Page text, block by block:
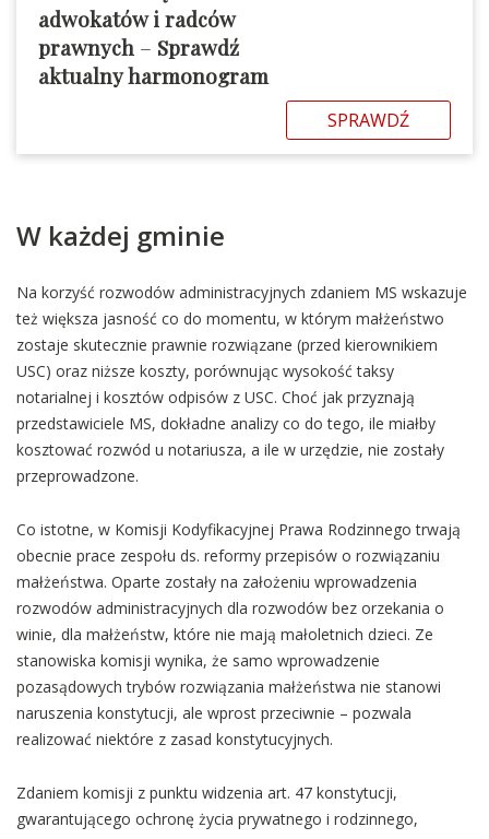
adwokatów i radców
prawnych – Sprawdź
aktualny harmonogram
SPRAWDŹ
W każdej gminie
Na korzyść rozwodów administracyjnych zdaniem MS wskazuje
też większa jasność co do momentu, w którym małżeństwo
zostaje skutecznie prawnie rozwiązane (przed kierownikiem
USC) oraz niższe koszty, porównując wysokość taksy
notarialnej i kosztów odpisów z USC. Choć jak przyznają
przedstawiciele MS, dokładne analizy co do tego, ile miałby
kosztować rozwód u notariusza, a ile w urzędzie, nie zostały
przeprowadzone.
Co istotne, w Komisji Kodyfikacyjnej Prawa Rodzinnego trwają
obecnie prace zespołu ds. reformy przepisów o rozwiązaniu
małżeństwa. Oparte zostały na założeniu wprowadzenia
rozwodów administracyjnych dla rozwodów bez orzekania o
winie, dla małżeństw, które nie mają małoletnich dzieci. Ze
stanowiska komisji wynika, że samo wprowadzenie
pozasądowych trybów rozwiązania małżeństwa nie stanowi
naruszenia konstytucji, ale wprost przeciwnie – pozwala
realizować niektóre z zasad konstytucyjnych.
Zdaniem komisji z punktu widzenia art. 47 konstytucji,
gwarantującego ochronę życia prywatnego i rodzinnego,